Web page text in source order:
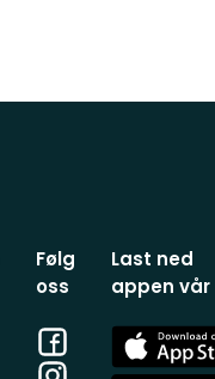
Følg
oss
Facebook
Instagram
Last ned
appen vår
App
Store